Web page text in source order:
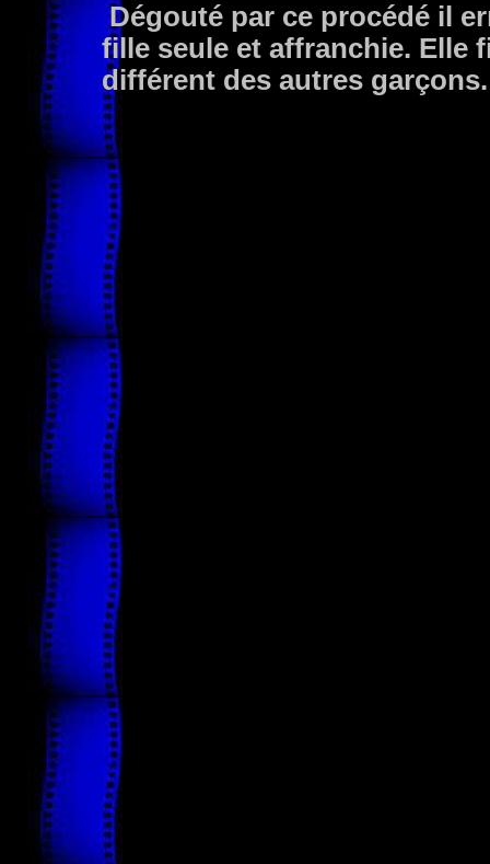
Dégouté par ce procédé il
fille seule et affranchie. Elle
différent des autres garçons.